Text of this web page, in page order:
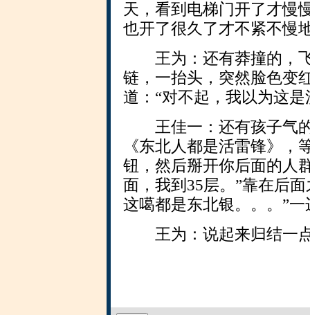
天，看到电梯门开了才慢
也开了很久了才不紧不慢
王为：还有莽撞的，飞
链，一抬头，突然脸色变
道：“对不起，我以为这
王佳一：还有孩子气的
《东北人都是活雷锋》
钮，然后掰开你后面的人
面，我到35层。”靠在后
这噶都是东北银。。。”
王为：说起来归结一点